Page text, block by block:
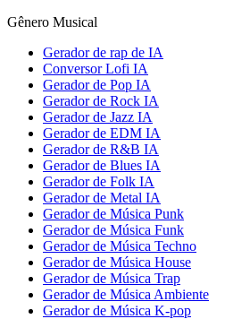
Gênero Musical
Gerador de rap de IA
Conversor Lofi IA
Gerador de Pop IA
Gerador de Rock IA
Gerador de Jazz IA
Gerador de EDM IA
Gerador de R&B IA
Gerador de Blues IA
Gerador de Folk IA
Gerador de Metal IA
Gerador de Música Punk
Gerador de Música Funk
Gerador de Música Techno
Gerador de Música House
Gerador de Música Trap
Gerador de Música Ambiente
Gerador de Música K-pop